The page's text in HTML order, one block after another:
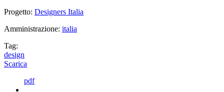
Progetto: Designers Italia
Amministrazione: italia
Tag:
design
Scarica
pdf